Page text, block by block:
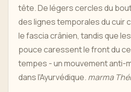
tête. De légers cercles du
des lignes temporales du cuir
le fascia crânien, tandis que
pouce caressent le front du
tempes - un mouvement anti-
dans l'Ayurvédique. marma